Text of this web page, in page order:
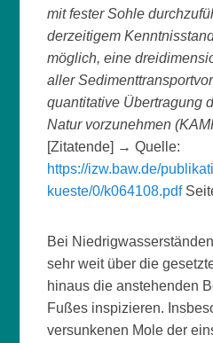
mit fester Sohle
derzeitigem
möglich, eine
aller
quantitative Übertragung
Natur vorzunehmen
[Zitatende] → Quelle:
https://izw.baw.de/
kueste/0/k064108.pdf
Bei
sehr weit über die
hinaus die anstehenden
Fußes inspizieren.
versunkenen Mole der